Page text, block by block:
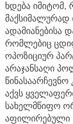
ხდება
მაქსიმალურად
ადამიანებისა
რომლებიც
ოპოზიციურ
არაჯანსაღი
აქვს
სახელმწიფო
აფილირებული